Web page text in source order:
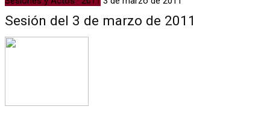
Sesión del 3 de marzo de 2011